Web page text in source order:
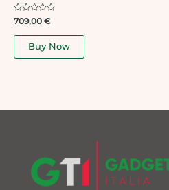
Rated
0
out
709,00 €
Buy Now